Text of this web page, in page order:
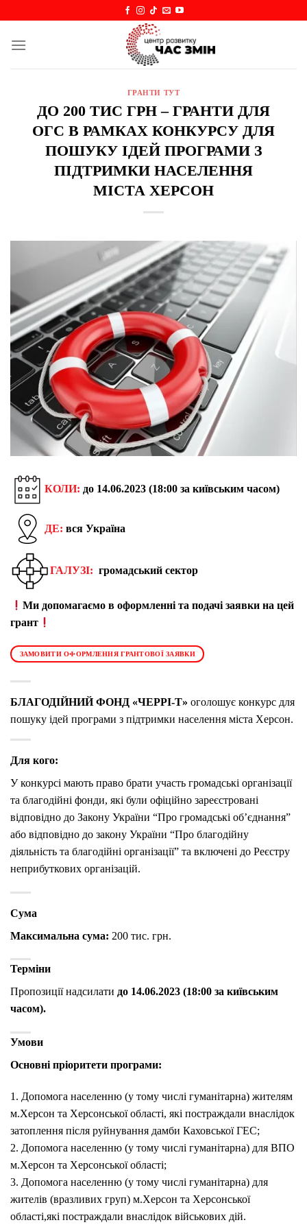
content
ГРАНТИ ТУТ
ДО 200 ТИС ГРН – ГРАНТИ ДЛЯ
ОГС В РАМКАХ КОНКУРСУ ДЛЯ
ПОШУКУ ІДЕЙ ПРОГРАМИ З
ПІДТРИМКИ НАСЕЛЕННЯ
МІСТА ХЕРСОН
КОЛИ: до 14.06.2023 (18:00 за київським часом)
ДЕ: вся Україна
ГАЛУЗІ: громадський сектор
Ми допомагаємо в оформленні та подачі заявки на цей
грант
ЗАМОВИТИ ОФОРМЛЕННЯ ГРАНТОВОЇ ЗАЯВКИ
БЛАГОДІЙНИЙ ФОНД «ЧЕРРІ-Т» оголошує конкурс для
пошуку ідей програми з підтримки населення міста Херсон.
Для кого:
У конкурсі мають право брати участь громадські організації
та благодійні фонди, які були офіційно зареєстровані
відповідно до Закону України “Про громадські об’єднання”
або відповідно до закону України “Про благодійну
діяльність та благодійні організації” та включені до Реєстру
неприбуткових організацій.
Сума
Максимальна сума: 200 тис. грн.
Терміни
Пропозиції надсилати до 14.06.2023 (18:00 за київським
часом).
Умови
Основні пріоритети програми:
1. Допомога населенню (у тому числі гуманітарна) жителям
м.Херсон та Херсонської області, які постраждали внаслідок
затоплення після руйнування дамби Каховської ГЕС;
2. Допомога населенню (у тому числі гуманітарна) для ВПО
м.Херсон та Херсонської області;
3. Допомога населенню (у тому числі гуманітарна) для
жителів (вразливих груп) м.Херсон та Херсонської
області,які постраждали внаслідок військових дій.